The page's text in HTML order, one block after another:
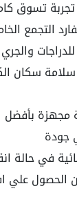
تسوق
التجمع
سكان
مجهزة بأفضل
جودة
في حالة
الحصول